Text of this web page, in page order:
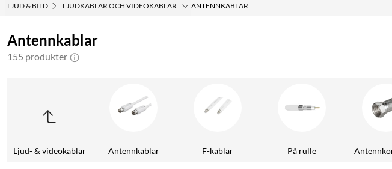
LJUD & BILD LJUDKABLAR OCH VIDEOKABLAR ANTENNKABLAR
Antennkablar
155 produkter
Ljud- & videokablar Antennkablar F-kablar På rulle